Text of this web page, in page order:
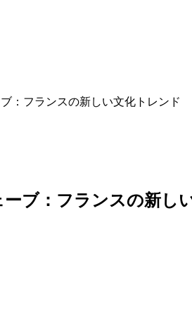
：フランスの新しい文化トレンド
ブ：フランスの新し